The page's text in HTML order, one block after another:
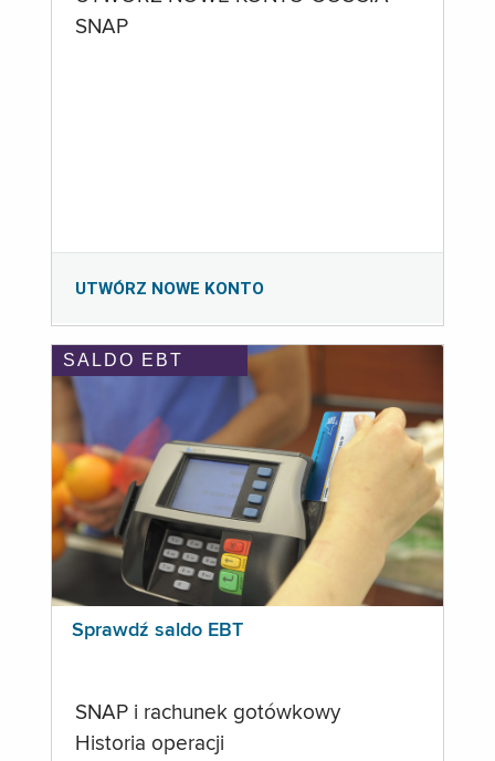
SNAP
UTWÓRZ NOWE KONTO
SALDO EBT
Sprawdź saldo EBT
SNAP i rachunek gotówkowy
Historia operacji